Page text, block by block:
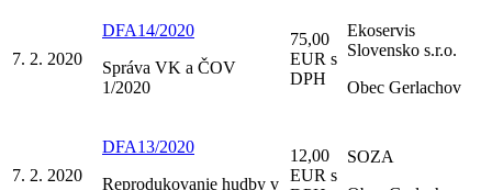
7. 2. 2020
DFA14/2020
Správa VK a ČOV
1/2020
75,00
EUR s
DPH
Ekoservis
Slovensko s.r.o.
Obec Gerlachov
7. 2. 2020
DFA13/2020
Reprodukovanie hudby v
12,00
EUR s
SOZA